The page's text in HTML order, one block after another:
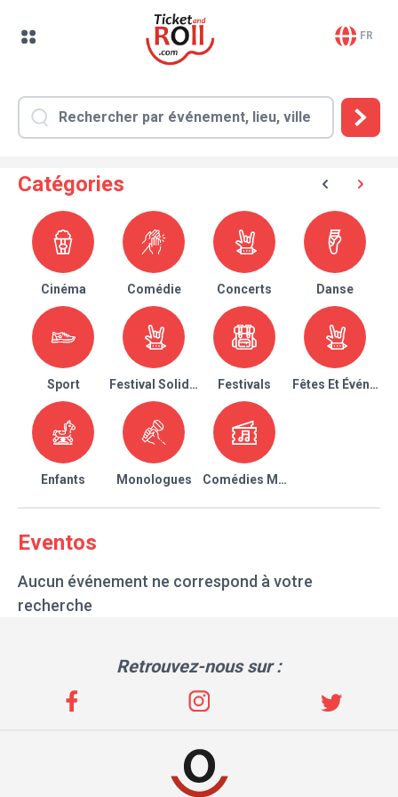
FR
Catégories
Cinéma Comédie Concerts Danse
Sport Festival Solidaire Festivals Fêtes Et
Enfants Monologues Comédies Musicales
Eventos
Aucun événement ne correspond à votre
recherche
Retrouvez-nous sur :